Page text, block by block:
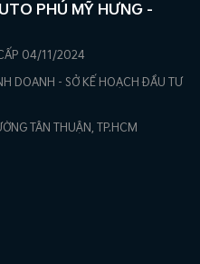
PHÚ MỸ HƯNG -
04/11/2024
DOANH - SỞ KẾ HOẠCH ĐẦU TƯ
TÂN THUẬN, TP.HCM